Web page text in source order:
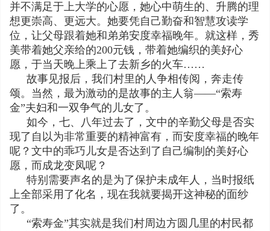
并不满足于上大学的心愿，她心中萌生的、升腾的理
想更崇高、更远大。她要凭自己勤奋和智慧攻读学
位，让父母跟着她和弟弟安度幸福晚年。就这样，秀
美带着她父亲给的200元钱，带着她编织的美好心
愿，于当天晚上乘上了去新乡的火车……
故事见报后，我们村里的人争相传阅，奔走传
颂。当然，最为激动的是故事的主人翁——“索寿
金”夫妇和一双争气的儿女了。
如今，七、八年过去了，文中的辛勤父母是否实
现了自以为非常重要的精神富有，而安度幸福的晚年
呢？文中的乖巧儿女是否达到了自己编制的美好心
愿，而成龙变凤呢？
特别需要声名的是为了保护未成年人，当时报纸
上全部采用了化名，现在我就要揭开这神秘的面纱
了。
“索寿金”其实就是我们村周边方圆几里的村民都